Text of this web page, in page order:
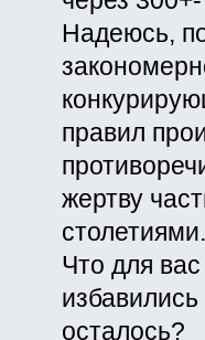
Надеюсь,
правил
жертву
столетиями.
Что для
осталось?